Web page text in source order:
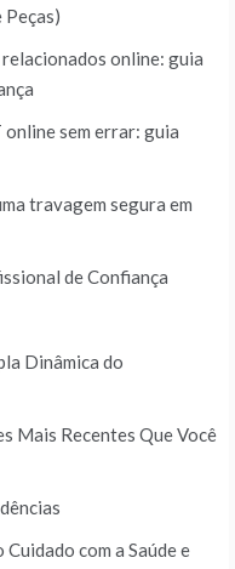
online: guia
online sem errar: guia
travagem segura em
de Confiança
Dinâmica do
Mais Recentes Que Você
com a Saúde e